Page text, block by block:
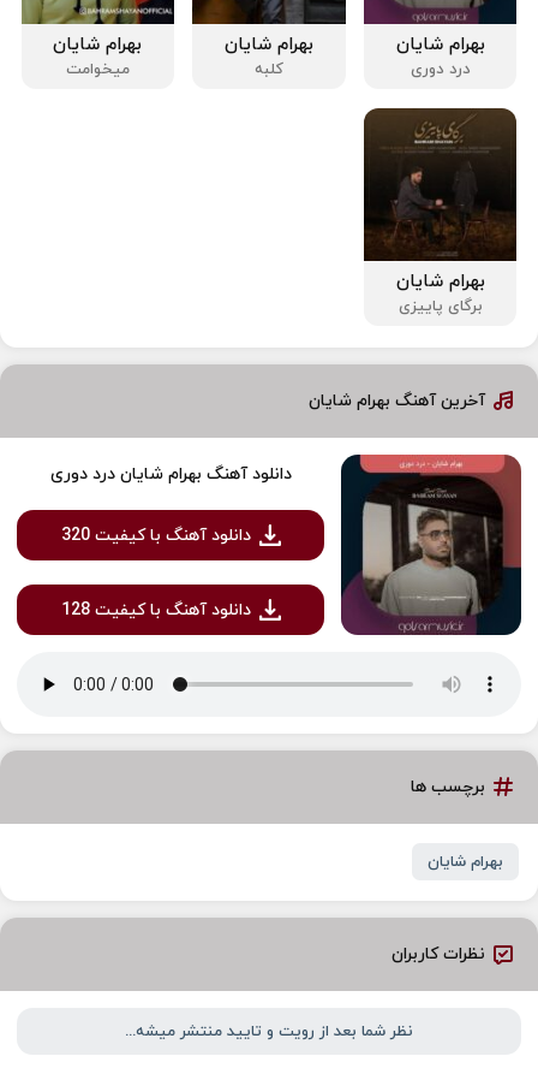
بهرام شایان
درد دوری
بهرام شایان
کلبه
بهرام شایان
میخوامت
بهرام شایان
برگای پاییزی
آخرین آهنگ بهرام شایان
دانلود آهنگ بهرام شایان درد دوری
دانلود آهنگ با کیفیت 320
دانلود آهنگ با کیفیت 128
برچسب ها
بهرام شایان
نظرات کاربران
نظر شما بعد از رویت و تایید منتشر میشه...